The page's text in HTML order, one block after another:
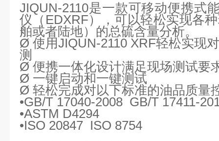
JIQUN-2110是一款可移动便携式
仪（EDXRF），可以轻松实现各
舶或者陆地）的总硫含量分析。
Ø使用JIQUN-2110 XRF轻松实现
测
Ø 便携一体化设计满足现场测试要
Ø 一键启动和一键测试
Ø 轻松完成对以下标准的油品质量
•GB/T 17040-2008 GB/T 17411-
•ASTM D4294
•ISO 20847 ISO 8754